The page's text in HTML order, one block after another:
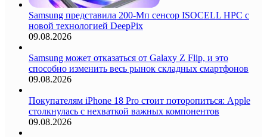
Samsung представила 200-Мп сенсор ISOCELL HPC с
новой технологией DeepPix
09.08.2026
Samsung может отказаться от Galaxy Z Flip, и это
способно изменить весь рынок складных смартфонов
09.08.2026
Покупателям iPhone 18 Pro стоит поторопиться: Apple
столкнулась с нехваткой важных компонентов
09.08.2026